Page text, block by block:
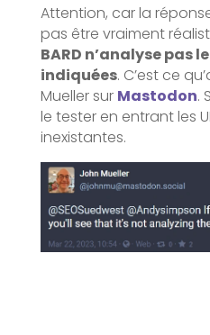
Attention, car la
pas être vraiment
BARD n’analyse pas
indiquées. C’est ce
Mueller sur Mastodon.
le tester en entrant les
inexistantes.